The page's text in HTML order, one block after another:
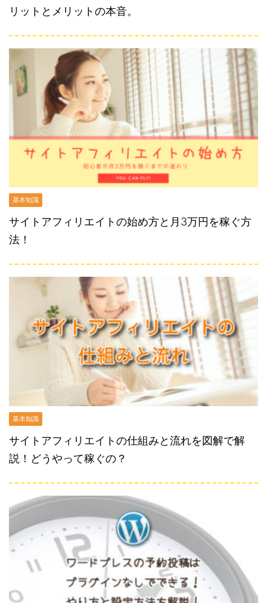
リットとメリットの本音。
基本知識
サイトアフィリエイトの始め方と月3万円を稼ぐ方
法！
基本知識
サイトアフィリエイトの仕組みと流れを図解で解
説！どうやって稼ぐの？